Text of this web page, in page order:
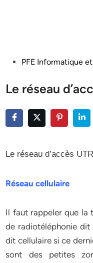
PostedPFE Informatique
Le réseau
Le réseau d’accès
Réseau cellulaire
Il faut rappeler que la
de radiotéléphonie dit
dit cellulaire si ce
sont des petites